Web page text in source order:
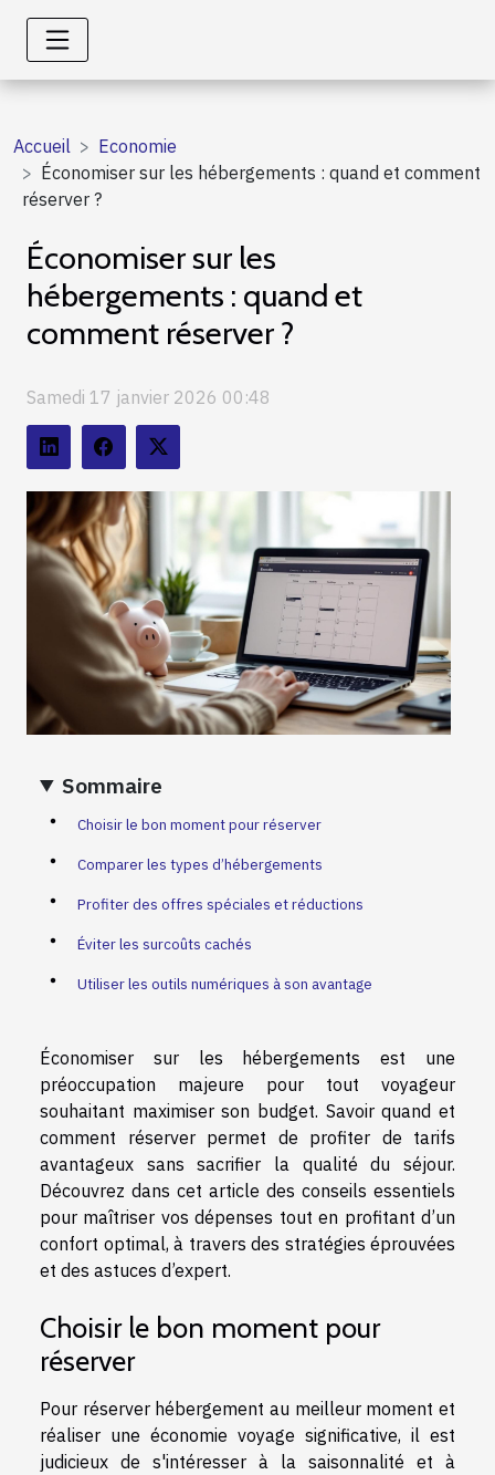
Accueil
Economie
Économiser sur les hébergements : quand et comment
réserver ?
Économiser sur les
hébergements : quand et
comment réserver ?
Samedi 17 janvier 2026 00:48
Sommaire
Choisir le bon moment pour réserver
Comparer les types d’hébergements
Profiter des offres spéciales et réductions
Éviter les surcoûts cachés
Utiliser les outils numériques à son avantage
Économiser sur les hébergements est une
préoccupation majeure pour tout voyageur
souhaitant maximiser son budget. Savoir quand et
comment réserver permet de profiter de tarifs
avantageux sans sacrifier la qualité du séjour.
Découvrez dans cet article des conseils essentiels
pour maîtriser vos dépenses tout en profitant d’un
confort optimal, à travers des stratégies éprouvées
et des astuces d’expert.
Choisir le bon moment pour
réserver
Pour réserver hébergement au meilleur moment et
réaliser une économie voyage significative, il est
judicieux de s'intéresser à la saisonnalité et à